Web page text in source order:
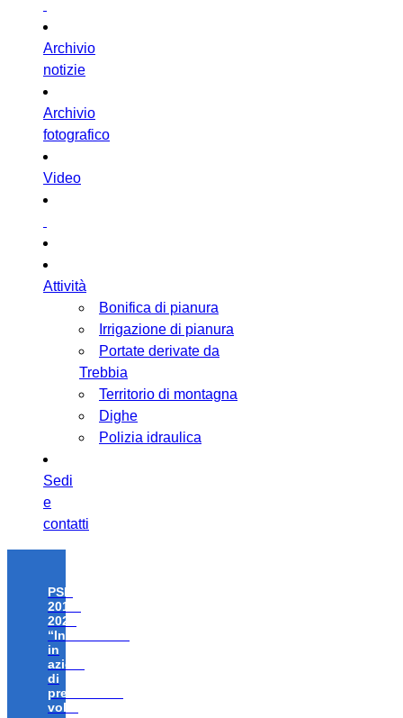
Archivio
notizie
Archivio
fotografico
Video
Attività
Bonifica di pianura
Irrigazione di pianura
Portate derivate da
Trebbia
Territorio di montagna
Dighe
Polizia idraulica
Sedi
e
contatti
PSR
2014-
2020
“Investimenti
in
azioni
di
prevenzione
volte